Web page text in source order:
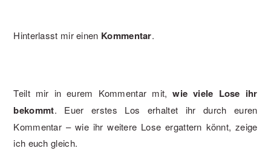
Hinterlasst mir einen Kommentar.
Teilt mir in eurem Kommentar mit,wie viele Lose ihr
bekommt. Euer erstes Los erhaltet ihr durch euren
Kommentar – wie ihr weitere Lose ergattern könnt, zeige
ich euch gleich.